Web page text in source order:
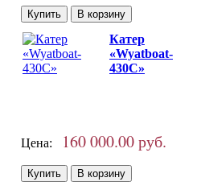
Катер
«Wyatboat-
430C»
Цена: 160 000.00 руб.